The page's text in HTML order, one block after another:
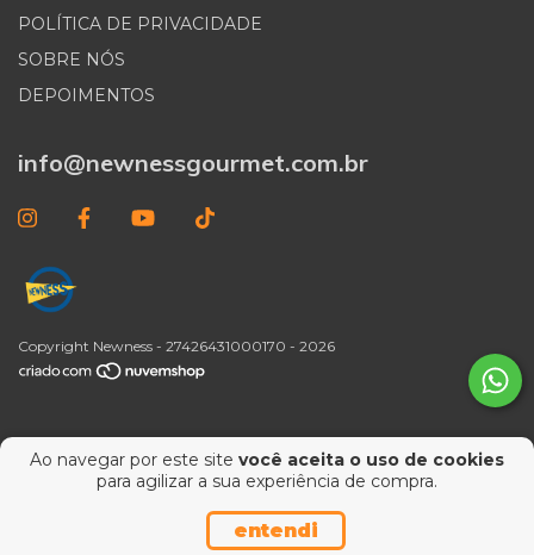
Ao navegar por este site você aceita o uso de cookies
para agilizar a sua experiência de compra.
entendi
POLÍTICA DE PRIVACIDADE
SOBRE NÓS
DEPOIMENTOS
info@newnessgourmet.com.br
Copyright Newness - 27426431000170 - 2026